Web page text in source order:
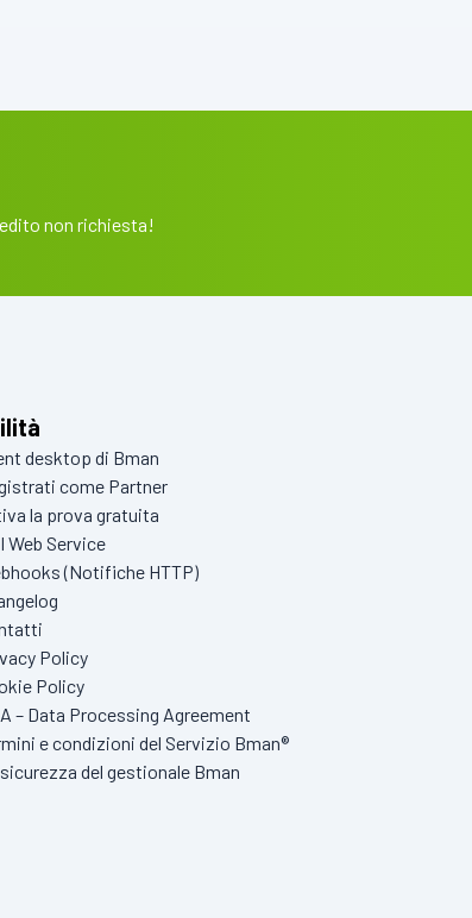
non richiesta!
desktop di Bman
come Partner
la prova gratuita
Web Service
(Notifiche HTTP)
Policy
Policy
– Data Processing Agreement
e condizioni del Servizio Bman®
del gestionale Bman